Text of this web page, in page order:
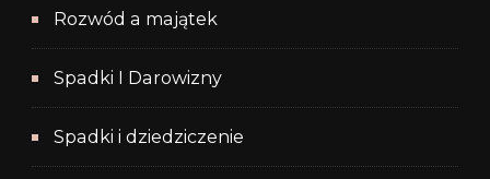
Rozwód a majątek
Spadki I Darowizny
Spadki i dziedziczenie